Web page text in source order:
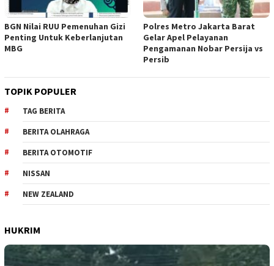
BGN Nilai RUU Pemenuhan Gizi
Penting Untuk Keberlanjutan
MBG
Polres Metro Jakarta Barat
Gelar Apel Pelayanan
Pengamanan Nobar Persija vs
Persib
TOPIK POPULER
TAG BERITA
BERITA OLAHRAGA
BERITA OTOMOTIF
NISSAN
NEW ZEALAND
HUKRIM